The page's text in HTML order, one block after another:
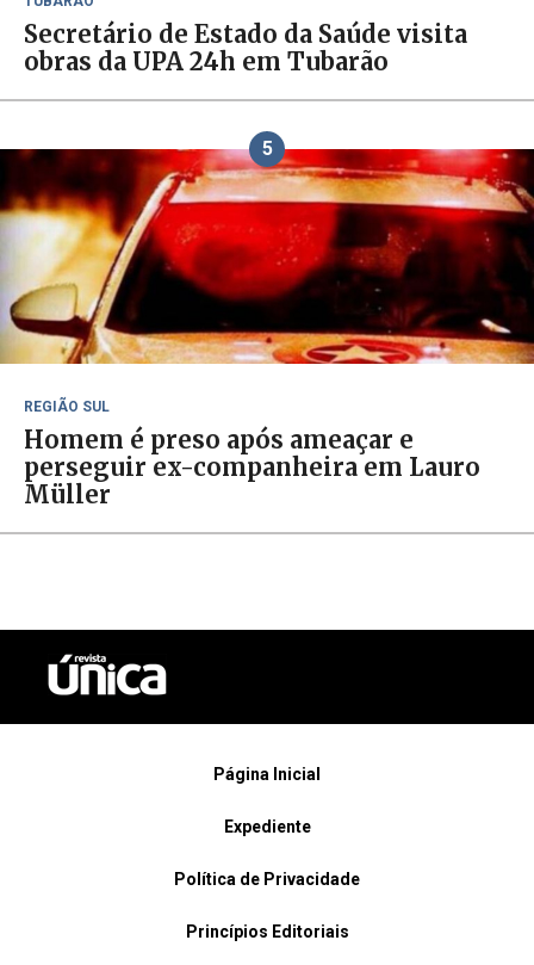
Secretário de Estado da Saúde visita
obras da UPA 24h em Tubarão
5
REGIÃO SUL
Homem é preso após ameaçar e
perseguir ex-companheira em Lauro
Müller
Página Inicial
Expediente
Política de Privacidade
Princípios Editoriais